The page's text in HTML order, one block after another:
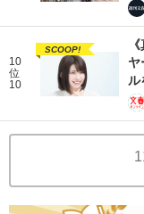
10
位
10
SCOOP!
ヤ
ル